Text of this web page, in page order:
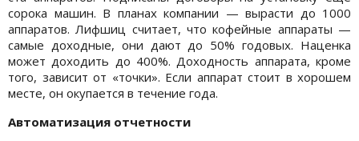
сорока машин. В планах компании — вырасти до 1000
аппаратов. Лифшиц считает, что кофейные аппараты —
самые доходные, они дают до 50% годовых. Наценка
может доходить до 400%. Доходность аппарата, кроме
того, зависит от «точки». Если аппарат стоит в хорошем
месте, он окупается в течение года.
Автоматизация отчетности